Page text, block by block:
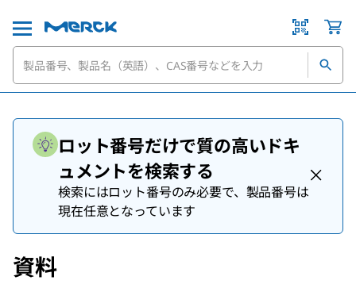
ロット番号だけで質の高いドキ
ュメントを検索する
検索にはロット番号のみ必要で、製品番号は
現在任意となっています
資料